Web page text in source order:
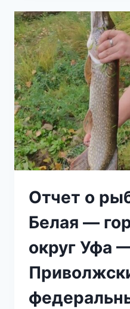
Отчет о
Белая —
округ Уфа